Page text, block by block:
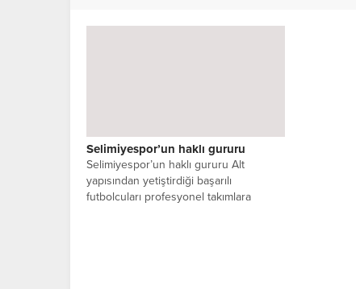
Selimiyespor’un haklı gururu
Selimiyespor’un haklı gururu Alt
yapısından yetiştirdiği başarılı
futbolcuları profesyonel takımlara